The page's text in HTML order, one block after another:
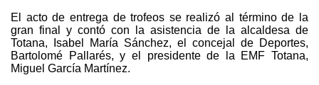
El acto de entrega de trofeos se realizó al término de la
gran final y contó con la asistencia de la alcaldesa de
Totana, Isabel María Sánchez, el concejal de Deportes,
Bartolomé Pallarés, y el presidente de la EMF Totana,
Miguel García Martínez.